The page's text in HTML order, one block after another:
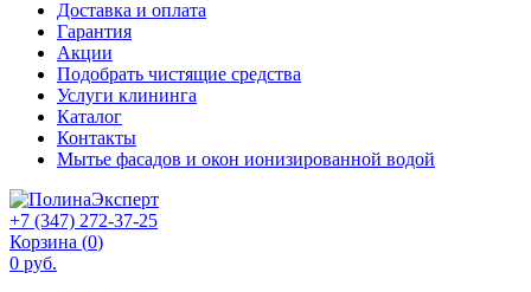
Доставка и оплата
Гарантия
Акции
Подобрать чистящие средства
Услуги клининга
Каталог
Контакты
Мытье фасадов и окон ионизированной водой
+7 (347) 272-37-25
Корзина (0)
0 руб.